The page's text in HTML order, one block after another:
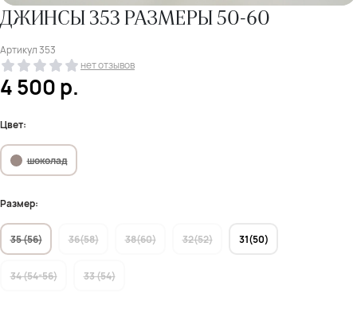
ДЖИНСЫ 353 РАЗМЕРЫ 50-60
Артикул353
нет отзывов
4 500р.
Цвет:
шоколад
Размер:
35 (56) 36(58) 38(60) 32(52) 31(50)
34 (54-56) 33 (54)